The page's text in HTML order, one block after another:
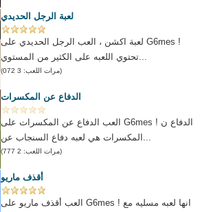
لعبة الرجل الحديدي
لعبة اكشن ، العب الرجل الحديدي على G6mes !
(مرات اللعب: 3 072)
الدفاع عن المكسرات
العب الدفاع عن المكسرات على G6mes ! الدفاع ن
(مرات اللعب: 2 777)
أقذف ماريو
العب أقذف ماريو على G6mes ! انها لعبه مسليه مع